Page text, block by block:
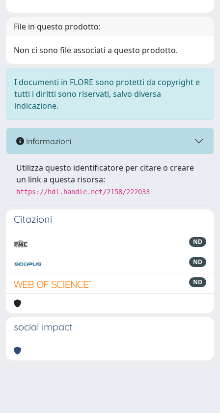
File in questo prodotto:
Non ci sono file associati a questo prodotto.
I documenti in FLORE sono protetti da copyright e
tutti i diritti sono riservati, salvo diversa
indicazione.
Informazioni
Utilizza questo identificatore per citare o creare
un link a questa risorsa:
https://hdl.handle.net/2158/222033
Citazioni
ND
ND
ND
social impact